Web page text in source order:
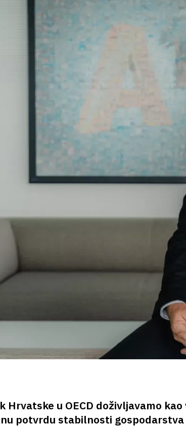
Hrvatske u OECD doživljavamo
potvrdu stabilnosti gospodarstva